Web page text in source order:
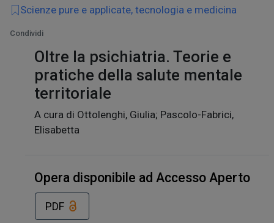
Scienze pure e applicate, tecnologia e medicina
Condividi
Oltre la psichiatria. Teorie e
pratiche della salute mentale
territoriale
A cura di Ottolenghi, Giulia; Pascolo-Fabrici,
Elisabetta
Opera disponibile ad Accesso Aperto
PDF